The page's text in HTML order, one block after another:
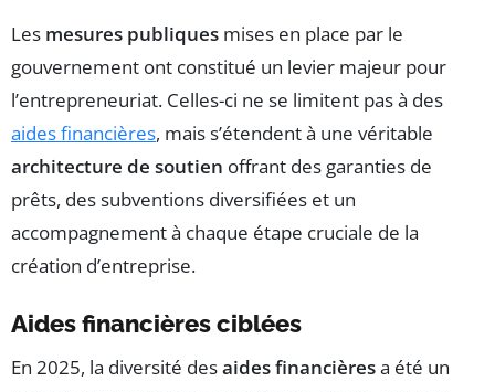
Les mesures publiques mises en place par le
gouvernement ont constitué un levier majeur pour
l’entrepreneuriat. Celles-ci ne se limitent pas à des
aides financières, mais s’étendent à une véritable
architecture de soutien offrant des garanties de
prêts, des subventions diversifiées et un
accompagnement à chaque étape cruciale de la
création d’entreprise.
Aides financières ciblées
En 2025, la diversité desaides financièresa été un